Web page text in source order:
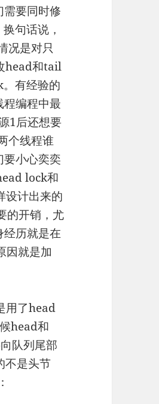
要同时修
句话说，
况是对只
head和tail
有经验的
编程中最
1后还想要
个线程谁
小心奕奕
lock和
计出来的
的开销，尤
历就是在
因就是加
用了head
head和
队列尾部
不是头节